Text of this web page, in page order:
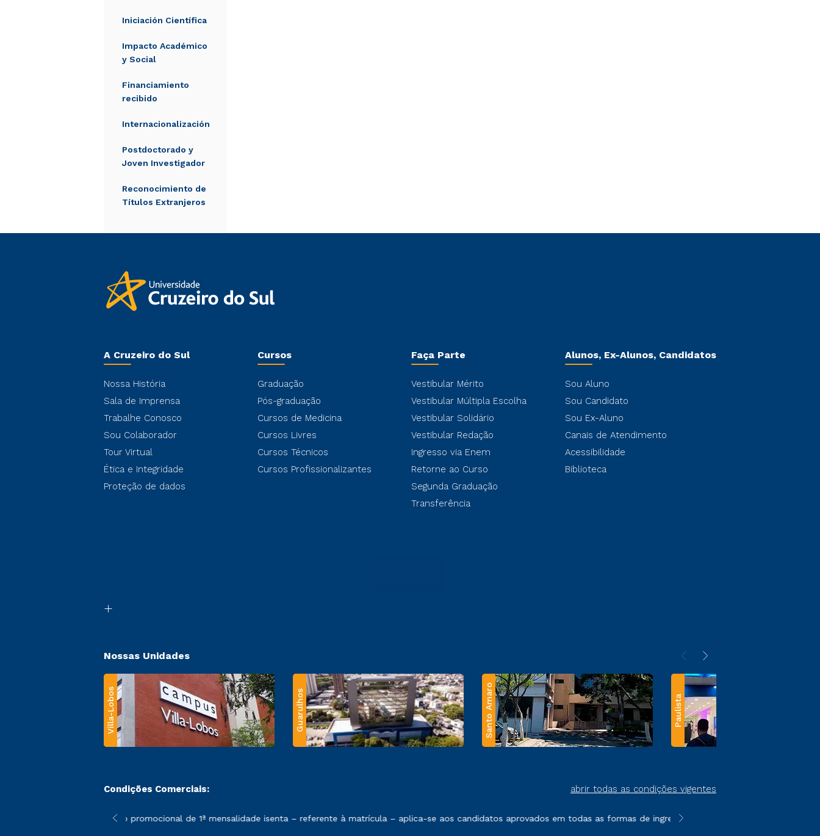
Iniciación Científica
Impacto Académico
y Social
Financiamiento
recibido
Internacionalización
Postdoctorado y
Joven Investigador
Reconocimiento de
Títulos Extranjeros
A Cruzeiro do Sul
Nossa História
Sala de Imprensa
Trabalhe Conosco
Sou Colaborador
Tour Virtual
Ética e Integridade
Proteção de dados
Cursos
Graduação
Pós-graduação
Cursos de Medicina
Cursos Livres
Cursos Técnicos
Cursos Profissionalizantes
Faça Parte
Vestibular Mérito
Vestibular Múltipla Escolha
Vestibular Solidário
Vestibular Redação
Ingresso via Enem
Retorne ao Curso
Segunda Graduação
Transferência
Alunos, Ex-Alunos, Candidatos
Sou Aluno
Sou Candidato
Sou Ex-Aluno
Canais de Atendimento
Acessibilidade
Biblioteca
Nossas Unidades
Villa-Lobos Guarulhos Santo Amaro Paulista
Condições Comerciais: abrir todas as condições vigentes
sofrer alterações nos períodos de rematrícula conforme exposto no contrato de prestação de serviços.
*A condição promocional de 1ª mensalidade isenta – referente à matrícula – aplica-se aos candidatos aprovados em todas as formas de ingresso, exceto na prova on-line ou
**Semipresencial e EAD são